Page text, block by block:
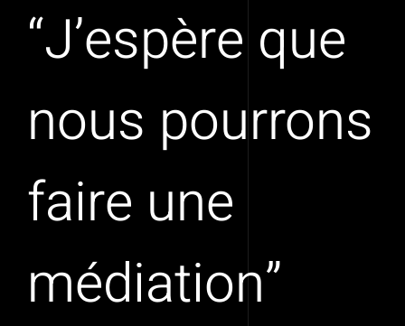
“J’espère que
nous pourrons
faire une
médiation”